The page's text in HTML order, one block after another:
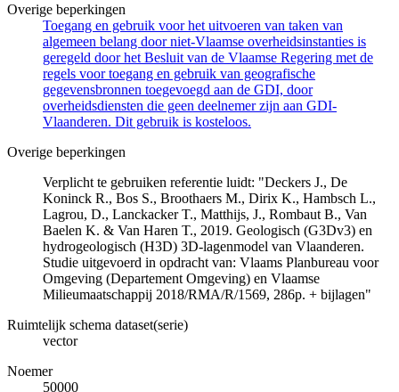
Overige beperkingen
Toegang en gebruik voor het uitvoeren van taken van
algemeen belang door niet-Vlaamse overheidsinstanties is
geregeld door het Besluit van de Vlaamse Regering met de
regels voor toegang en gebruik van geografische
gegevensbronnen toegevoegd aan de GDI, door
overheidsdiensten die geen deelnemer zijn aan GDI-
Vlaanderen. Dit gebruik is kosteloos.
Overige beperkingen
Verplicht te gebruiken referentie luidt: "Deckers J., De
Koninck R., Bos S., Broothaers M., Dirix K., Hambsch L.,
Lagrou, D., Lanckacker T., Matthijs, J., Rombaut B., Van
Baelen K. & Van Haren T., 2019. Geologisch (G3Dv3) en
hydrogeologisch (H3D) 3D-lagenmodel van Vlaanderen.
Studie uitgevoerd in opdracht van: Vlaams Planbureau voor
Omgeving (Departement Omgeving) en Vlaamse
Milieumaatschappij 2018/RMA/R/1569, 286p. + bijlagen"
Ruimtelijk schema dataset(serie)
vector
Noemer
50000